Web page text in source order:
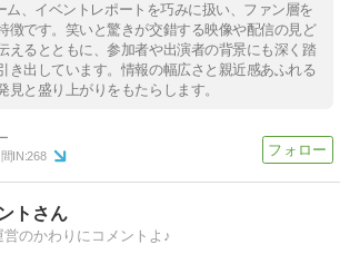
ム、イベントレポートを巧みに扱い、ファン層を
徴です。笑いと驚きが交錯する映像や配信の見ど
えるとともに、参加者や出演者の背景にも深く踏
き出しています。情報の幅広さと親近感あふれる
見と盛り上がりをもたらします。
間IN:268
トさん
営のかわりにコメントよ♪